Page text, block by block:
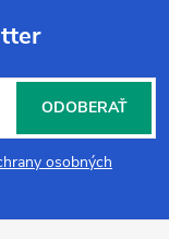
osobných
ODOBERAŤ